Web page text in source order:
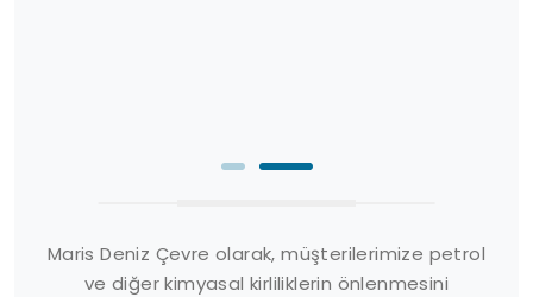
Maris Deniz Çevre olarak, müşterilerimize petrol
ve diğer kimyasal kirliliklerin önlenmesini